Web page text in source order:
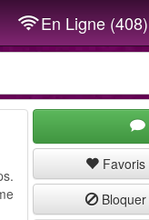
En Ligne (408)
Favoris
Bloquer